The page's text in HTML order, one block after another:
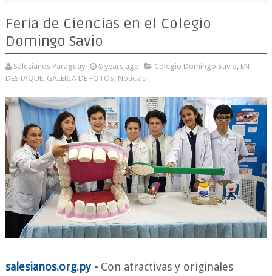
Feria de Ciencias en el Colegio
Domingo Savio
Salesianos Paraguay 8 years ago Colegio Domingo Savio EN
DESTAQUE, GALERÍA DE FOTOS Noticias
salesianos.org.py - Con atractivas y originales